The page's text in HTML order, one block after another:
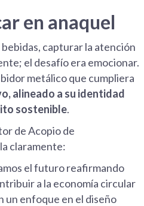
en anaquel
capturar la atención
el desafío era emocionar.
metálico que cumpliera
alineado a su identidad
sostenible.
de Acopio de
claramente:
el futuro reafirmando
a la economía circular
un enfoque en el diseño